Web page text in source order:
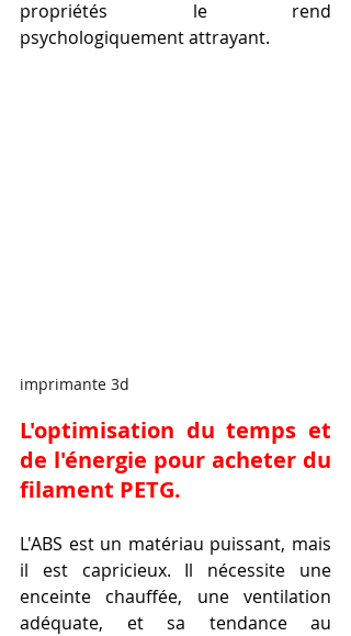
propriétés le rend
psychologiquement attrayant.
imprimante 3d
L'optimisation du temps et
de l'énergie pour acheter du
filament PETG.
L'ABS est un matériau puissant, mais
il est capricieux. Il nécessite une
enceinte chauffée, une ventilation